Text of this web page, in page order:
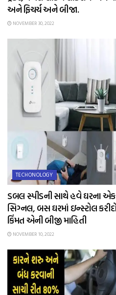
અને ફિચર્ચ અને બીજા.
NOVEMBER 30, 2022
TECHONOLOGY
ડબલ સ્પીડની સાથે હવે ઘરના
સિગ્નલ, બસ ઘરમાં ઇન્સ્ટોલ
કિંમત એની બીજી માહિતી
NOVEMBER 10, 2022